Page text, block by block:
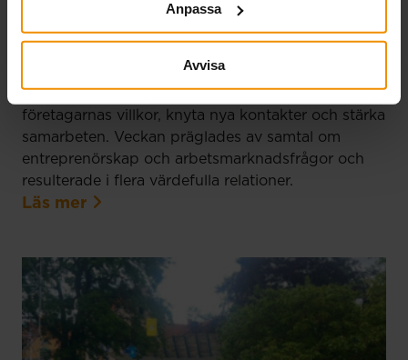
Anpassa
Avvisa
SMÅA i Almedalen 2026
SMÅA deltog i Almedalsveckan för att lyfta
företagarnas villkor, knyta nya kontakter och stärka
samarbeten. Veckan präglades av samtal om
entreprenörskap och arbetsmarknadsfrågor och
resulterade i flera värdefulla relationer.
Läs mer